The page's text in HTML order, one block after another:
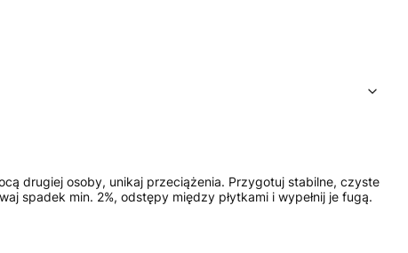
drugiej osoby, unikaj przeciążenia. Przygotuj stabilne, czyste
spadek min. 2%, odstępy między płytkami i wypełnij je fugą.